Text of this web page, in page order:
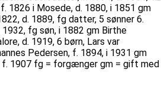
1826 i Mosede, d. 1880, i 1851 gm
d. 1889, fg datter, 5 sønner 6.
1932, fg søn, i 1882 gm Birthe
d. 1919, 6 børn, Lars var
Pedersen, f. 1894, i 1931 gm
f. 1907 fg = forgænger gm = gift med